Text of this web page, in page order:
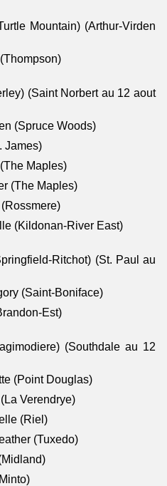
Mountain) (Arthur-Virden
(Saint Norbert au 12 aout
(Spruce Woods)
James)
Maples)
(The Maples)
(Kildonan-River East)
Ritchot) (St. Paul au
(Saint-Boniface)
Est)
(Southdale au 12
(Point Douglas)
Verendrye)
(Riel)
(Tuxedo)